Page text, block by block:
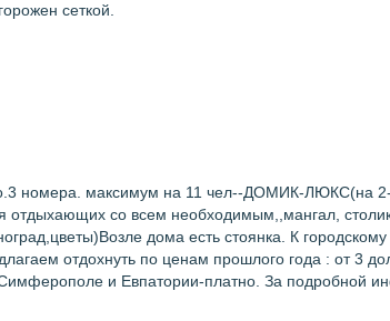
сеткой.
максимум на 11 чел--ДОМИК-ЛЮКС(на 2-
со всем необходимым,,мангал,
дома есть стоянка. К
отдохнуть по ценам прошлого года : от 3 дол
и Евпатории-платно. За подробной